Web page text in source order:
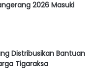
2026 Masuki
Distribusikan Bantuan
Tigaraksa